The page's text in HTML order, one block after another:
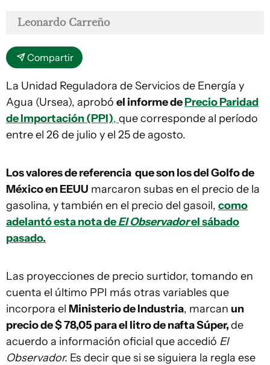
Leonardo Carreño
Compartir
La Unidad Reguladora de Servicios de Energía y
Agua (Ursea), aprobó el informe dePrecio Paridad
de Importación (PPI), que corresponde al período
entre el 26 de julio y el 25 de agosto.
Los valores de referencia que son los del Golfo de
México en EEUU marcaron subas en el precio de la
gasolina, y también en el precio del gasoil, como
adelantó esta nota deEl Observadorel sábado
pasado.
Las proyecciones de precio surtidor, tomando en
cuenta el último PPI más otras variables que
incorpora el Ministerio de Industria, marcan un
precio de $ 78,05 para el litro de nafta Súper,de
acuerdo a información oficial que accedió El
Observador. Es decir que si se siguiera la regla ese